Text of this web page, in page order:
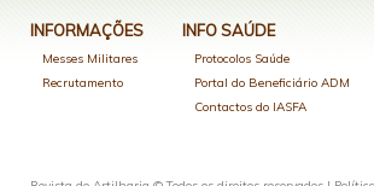
INFORMAÇÕES
Messes Militares
Recrutamento
INFO SAÚDE
Protocolos Saúde
Portal do Beneficiário ADM
Contactos do IASFA